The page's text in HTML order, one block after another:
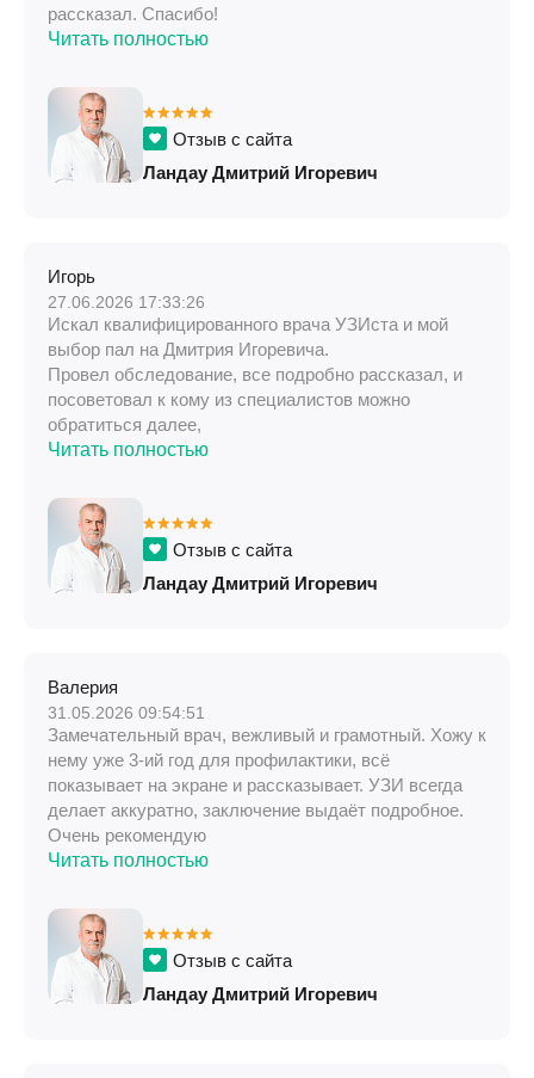
рассказал. Спасибо!
Читать полностью
Отзыв с сайта
Ландау Дмитрий Игоревич
Игорь
27.06.2026 17:33:26
Искал квалифицированного врача УЗИста и мой
выбор пал на Дмитрия Игоревича.
Провел обследование, все подробно рассказал, и
посоветовал к кому из специалистов можно
обратиться далее,
Читать полностью
Отзыв с сайта
Ландау Дмитрий Игоревич
Валерия
31.05.2026 09:54:51
Замечательный врач, вежливый и грамотный. Хожу к
нему уже 3-ий год для профилактики, всё
показывает на экране и рассказывает. УЗИ всегда
делает аккуратно, заключение выдаёт подробное.
Очень рекомендую
Читать полностью
Отзыв с сайта
Ландау Дмитрий Игоревич